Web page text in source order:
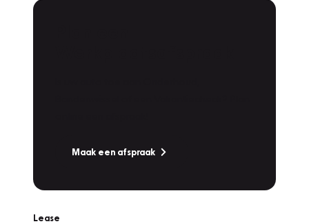
Maak een afspraak
Lease